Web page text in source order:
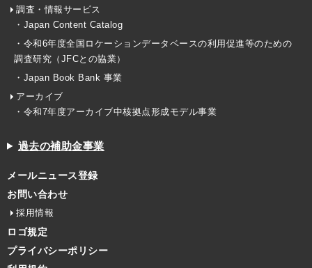
調査・情報サービス
・Japan Content Catalog
・令和6年度全国ロケーションデータベースの利用促進等のための
調査研究（JFCとの協業）
・Japan Book Bank 事業
アーカイブ
・令和7年度アーカイブ中核拠点形成モデル事業
過去の補助金事業
メールニュース登録
お問い合わせ
採用情報
ロゴ規定
プライバシーポリシー